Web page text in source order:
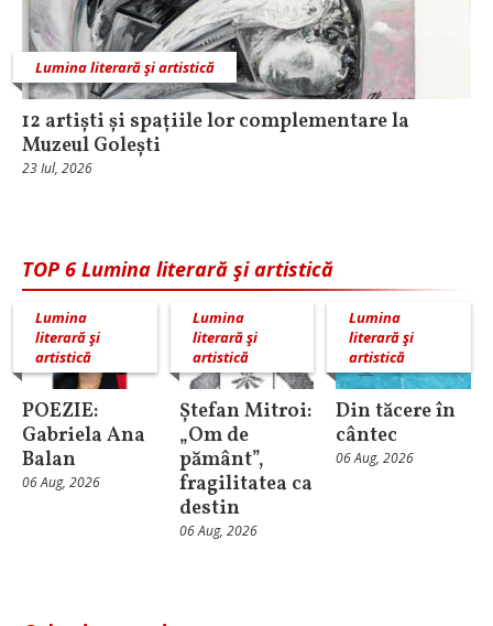
Lumina literară şi artistică
12 artiști și spațiile lor complementare la
Muzeul Golești
23 Iul, 2026
TOP 6 Lumina literară şi artistică
Lumina
literară şi
artistică
POEZIE:
Gabriela Ana
Balan
06 Aug, 2026
Lumina
literară şi
artistică
Ștefan Mitroi:
„Om de
pământ”,
fragilitatea ca
destin
06 Aug, 2026
Lumina
literară şi
artistică
Din tăcere în
cântec
06 Aug, 2026